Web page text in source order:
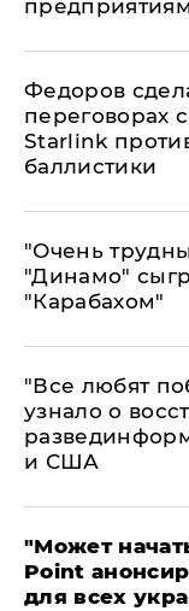
Федоров
переговорах
Starlink
баллистики
"Очень
"Динамо"
"Карабахом"
​"Все любят
узнало о
и США
"Может
Point
для всех